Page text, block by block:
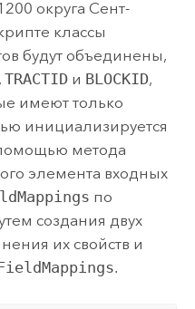
округа Сент-
классы
будут объединены,
TRACTIDи BLOCKID,
имеют только
инициализируется
метода
элемента входных
по
создания двух
их свойств и
.